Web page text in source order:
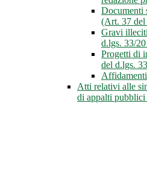
Documenti
(Art. 37 del
Gravi
d.lgs. 33/
Progetti di
del d.lgs.
Atti relativi alle
di appalti pubblici